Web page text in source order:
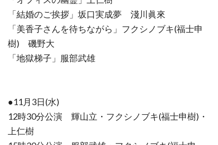
「結婚のご挨拶」坂口実成夢 淺川眞來
「美香子さんを待ちながら」フクシノブキ(福士申
樹) 磯野大
「地獄梯子」服部武雄
●11月3日(水)
12時30分公演 輝山立・フクシノブキ(福士申樹)・
上仁樹